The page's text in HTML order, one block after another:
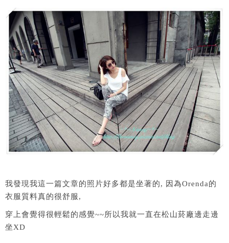
我發現我這一篇文章的照片好多都是坐著的, 因為Orenda的
衣服質料真的很舒服,
穿上會覺得很輕鬆的感覺~~所以我就一直在松山菸廠邊走邊
坐XD